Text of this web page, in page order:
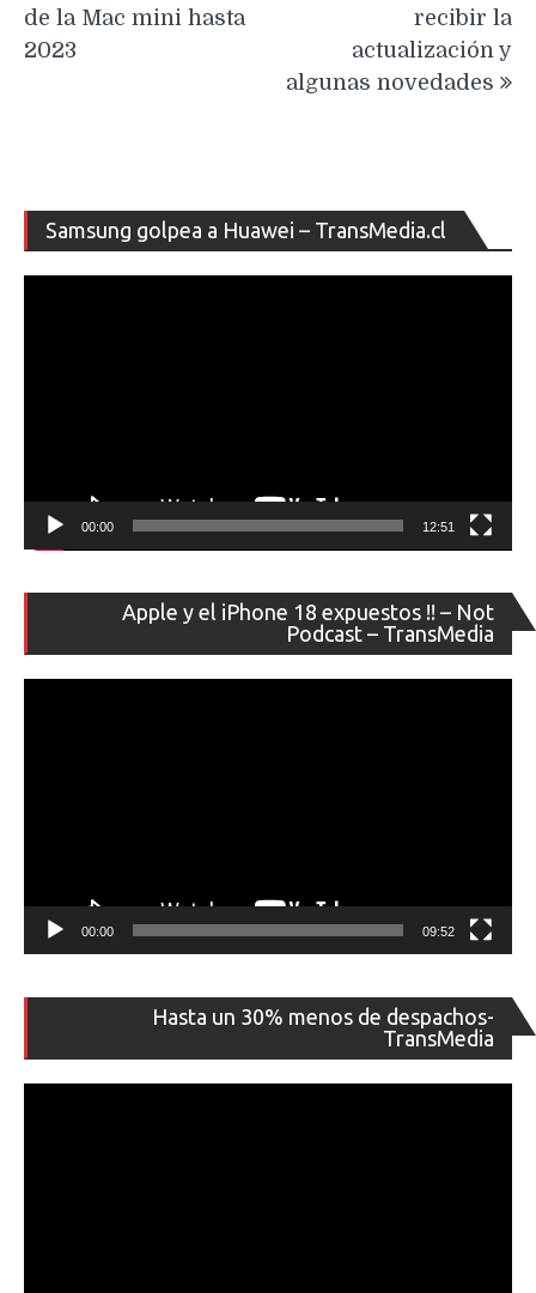
entradas
de la Mac mini hasta
2023
recibir la
actualización y
algunas novedades
Samsung golpea a Huawei – TransMedia.cl
de
00:00 12:51
Apple y el iPhone 18 expuestos !! – Not
Podcast – TransMedia
de
00:00 09:52
Hasta un 30% menos de despachos-
TransMedia
de